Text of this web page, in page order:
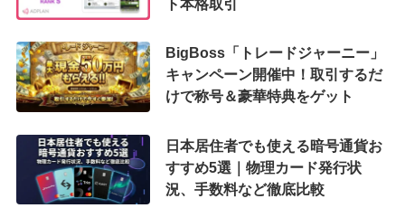
ト本格取引
BigBoss「トレードジャーニー」
キャンペーン開催中！取引するだ
けで称号＆豪華特典をゲット
日本居住者でも使える暗号通貨お
すすめ5選｜物理カード発行状
況、手数料など徹底比較